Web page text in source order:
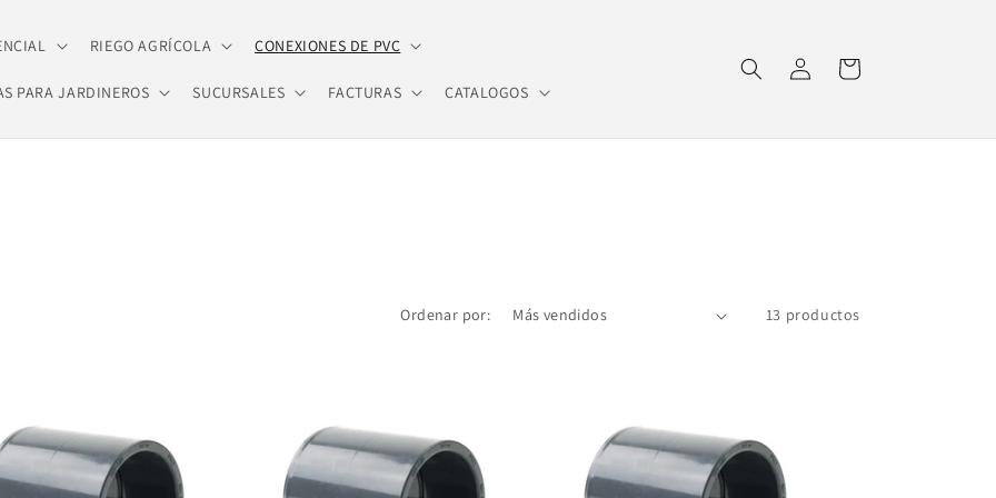
RIEGO AGRÍCOLA CONEXIONES DE PVC
PARA JARDINEROS SUCURSALES FACTURAS CATALOGOS
Iniciar
sesión
Carrito
Ordenar por: 13 productos